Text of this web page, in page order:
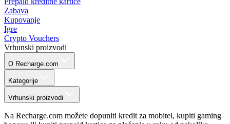
Zabava
Kupovanje
Igre
Crypto Vouchers
Vrhunski proizvodi
O Recharge.com
Kategorije
Vrhunski proizvodi
Na Recharge.com možete dopuniti kredit za mobitel, kupiti gaming